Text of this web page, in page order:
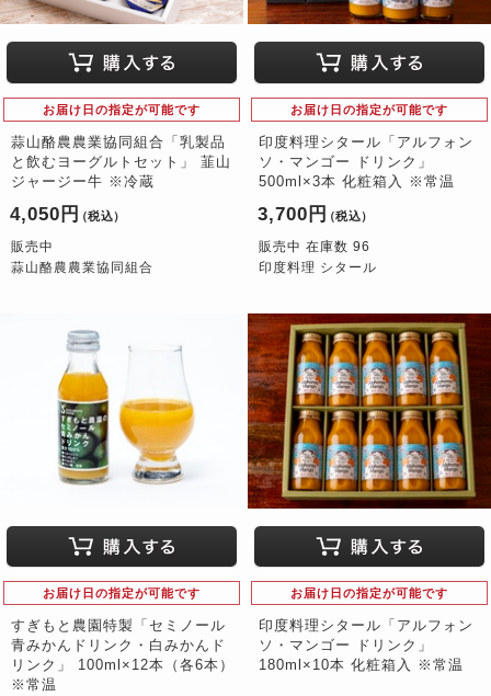
お届け日の指定が可能です
蒜山酪農農業協同組合「乳製品
と飲むヨーグルトセット」 韮山
ジャージー牛 ※冷蔵
4,050円 （税込）
販売中
蒜山酪農農業協同組合
お届け日の指定が可能です
印度料理シタール「アルフォン
ソ・マンゴー ドリンク」
500ml×3本 化粧箱入 ※常温
3,700円 （税込）
販売中 在庫数 96
印度料理 シタール
お届け日の指定が可能です
すぎもと農園特製「セミノール
青みかんドリンク・白みかんド
リンク」 100ml×12本（各6本）
※常温
お届け日の指定が可能です
印度料理シタール「アルフォン
ソ・マンゴー ドリンク」
180ml×10本 化粧箱入 ※常温